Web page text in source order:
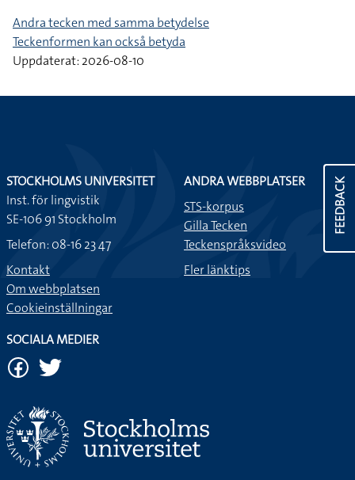
Andra tecken med samma betydelse
Teckenformen kan också betyda
Uppdaterat: 2026-08-10
FEEDBACK
STOCKHOLMS UNIVERSITET
Inst. för lingvistik
SE-106 91 Stockholm
Telefon: 08-16 23 47
Kontakt
Om webbplatsen
Cookieinställningar
ANDRA WEBBPLATSER
STS-korpus
Gilla Tecken
Teckenspråksvideo
Fler länktips
SOCIALA MEDIER